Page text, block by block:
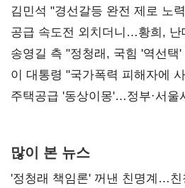
김민석 "경선갈등 완전 제로 노
사과부터"
공급 속도전 외치더니…황희, 난
리모델링' 제안
송영길 측 "정청래, 국힘 '역선
총선 지휘 못해"
이 대통령 "국가폭력 피해자에
진실 밝혀야"
주택공급 '동상이몽'…정부·서울
많이 본 뉴스
'정청래 책임론' 꺼낸 친명계…친